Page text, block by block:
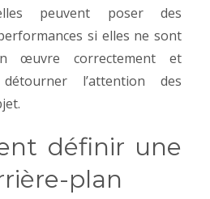
peuvent poser des
si elles ne sont
œuvre correctement et
l’attention des
définir une
plan